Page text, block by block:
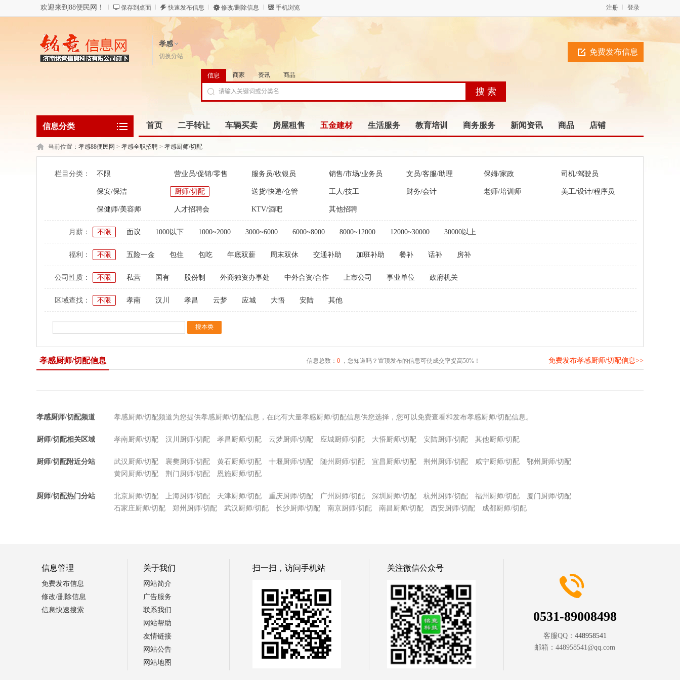
欢迎来到88便民网！ 保存到桌面 快速发布信息 修改/删除信息 手机浏览 登录
注册
孝感
切换分站 免费发布信息
信息 商家 资讯 商品
信息分类 首页 二手转让 车辆买卖 房屋租售 五金建材 生活服务 教育培训 商务服务 新闻资讯 商品 店铺
当前位置： 孝感88便民网 > 孝感全职招聘 > 孝感厨师/切配
栏目分类： 不限 营业员/促销/零售 服务员/收银员 销售/市场/业务员 文员/客服/助理 保姆/家政 司机/驾驶员
保安/保洁 厨师/切配 送货/快递/仓管 工人/技工 财务/会计 老师/培训师 美工/设计/程序员
保健师/美容师 人才招聘会 KTV/酒吧 其他招聘
月薪： 不限 面议 1000以下 1000~2000 3000~6000 6000~8000 8000~12000 12000~30000 30000以上
福利： 不限 五险一金 包住 包吃 年底双薪 周末双休 交通补助 加班补助 餐补 话补 房补
公司性质： 不限 私营 国有 股份制 外商独资办事处 中外合资/合作 上市公司 事业单位 政府机关
区域查找： 不限 孝南 汉川 孝昌 云梦 应城 大悟 安陆 其他
孝感厨师/切配信息 信息总数： 0，您知道吗？置顶发布的信息可使成交率提高50%！ 免费发布孝感厨师/切配信息>>
孝感厨师/切配频道 孝感厨师/切配频道为您提供孝感厨师/切配信息，在此有大量孝感厨师/切配信息供您选择，您可以免费查看和发布孝感厨师/切配信息。
厨师/切配相关区域 孝南厨师/切配 汉川厨师/切配 孝昌厨师/切配 云梦厨师/切配 应城厨师/切配 大悟厨师/切配 安陆厨师/切配 其他厨师/切配
厨师/切配附近分站 武汉厨师/切配 襄樊厨师/切配 黄石厨师/切配 十堰厨师/切配 随州厨师/切配 宜昌厨师/切配 荆州厨师/切配 咸宁厨师/切配
鄂州厨师/切配
黄冈厨师/切配
荆门厨师/切配 恩施厨师/切配
厨师/切配热门分站 北京厨师/切配 上海厨师/切配 天津厨师/切配 重庆厨师/切配 广州厨师/切配 深圳厨师/切配 杭州厨师/切配 福州厨师/切配
厦门厨师/切配
石家庄厨师/切配
郑州厨师/切配 武汉厨师/切配 长沙厨师/切配 南京厨师/切配 南昌厨师/切配 西安厨师/切配 成都厨师/切配
信息管理
免费发布信息
修改/删除信息
信息快速搜索
关于我们
网站简介
广告服务
联系我们
网站帮助
友情链接
网站公告
网站地图
扫一扫，访问手机站 关注微信公众号
0531-89008498
客服QQ： 448958541
邮箱： 448958541@qq.com